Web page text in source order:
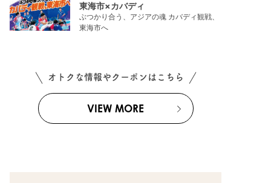
東海市×カバディ
ぶつかり合う、アジアの魂 カバディ観戦、
東海市へ
オトクな情報やクーポンはこちら
VIEW MORE